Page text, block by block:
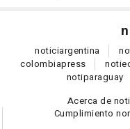
noticiargentina
colombiapress noti
notiparaguay
Acerca de
Cumplimiento